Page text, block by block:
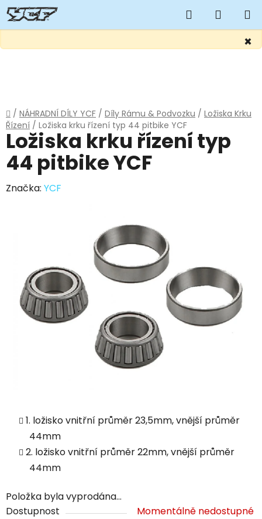
×
Hledat
KOŠÍK
Domů
/ NÁHRADNÍ DÍLY YCF / Díly Rámu & Podvozku / Ložiska Krku
Řízení / Ložiska krku řízení typ 44 pitbike YCF
1. ložisko vnitřní průměr 23,5mm, vnější průměr
44mm
2. ložisko vnitřní průměr 22mm, vnější průměr
44mm
Položka byla vyprodána…
Dostupnost
Momentálně nedostupné
Ložiska krku řízení typ
44 pitbike YCF
Značka: YCF